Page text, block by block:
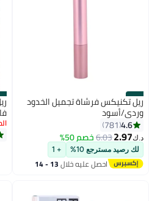
#13
ريل تكنيكس فرشاة تجميل الخدود
وردي/أسود
4.6
781
د.ك‏2.97
6.03خصم 50%
لك رصيد مسترجع 10% + 1
احصل عليه خلال 13 - 14